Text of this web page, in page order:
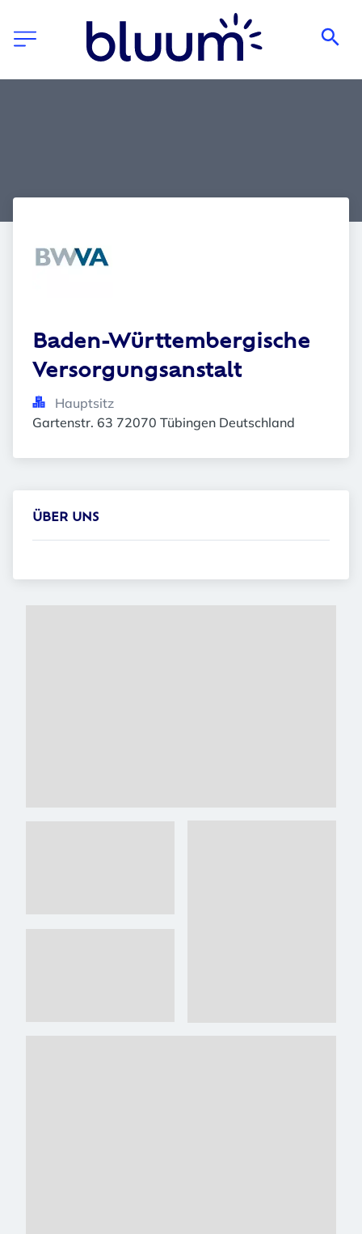
Baden-Württembergische
Versorgungsanstalt
Hauptsitz
Gartenstr. 63 72070 Tübingen Deutschland
ÜBER UNS